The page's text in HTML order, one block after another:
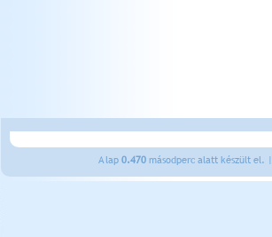
A lap 0.470 másodperc alatt készült el. |